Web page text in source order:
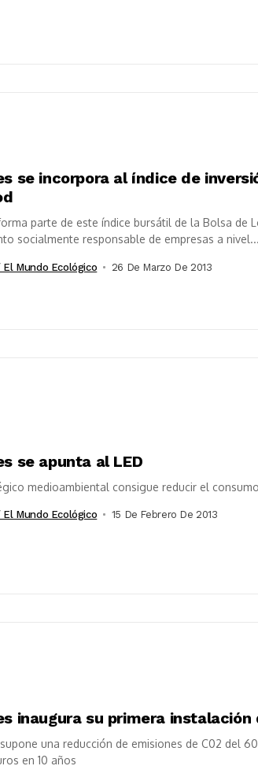
se incorpora al índice de
parte de este índice bursátil de la Bolsa de
socialmente responsable de empresas a nivel...
El Mundo Ecológico 26 De Marzo De 2013
se apunta al LED
medioambiental consigue reducir el
El Mundo Ecológico 15 De Febrero De 2013
inaugura su primera instalación
una reducción de emisiones de C02 del
en 10 años